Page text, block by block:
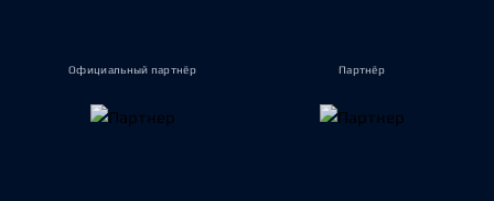
Официальный партнёр Партнёр